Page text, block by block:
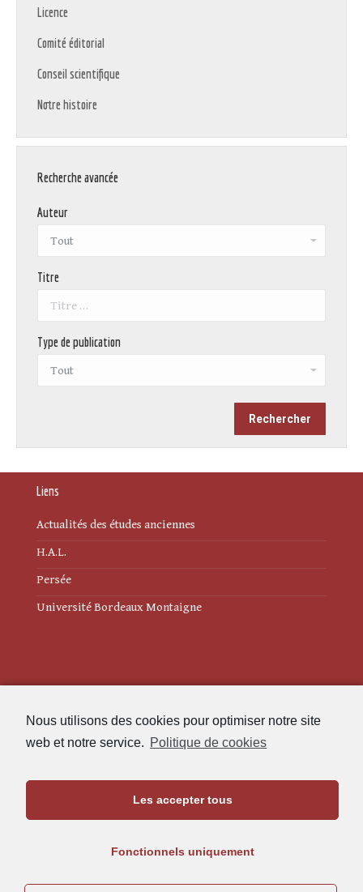
Nous utilisons des cookies pour optimiser notre site
web et notre service. Politique de cookies
Les accepter tous
Fonctionnels uniquement
Licence
Comité éditorial
Conseil scientifique
Notre histoire
Recherche avancée
Auteur
Titre
Type de publication
Liens
Actualités des études anciennes
H.A.L.
Persée
Université Bordeaux Montaigne
Politique de cookies (UE)
Maison de l'Archéologie
05.57.12.45.63